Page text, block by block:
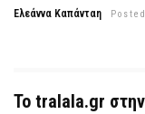
Ελεάννα Καπάνταη
Το tralala.gr